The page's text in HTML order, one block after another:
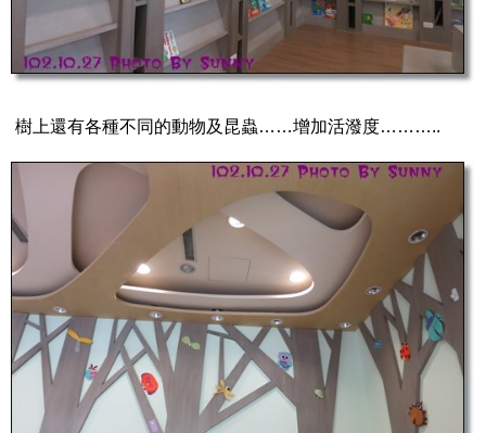
樹上還有各種不同的動物及昆蟲……增加活潑度………..